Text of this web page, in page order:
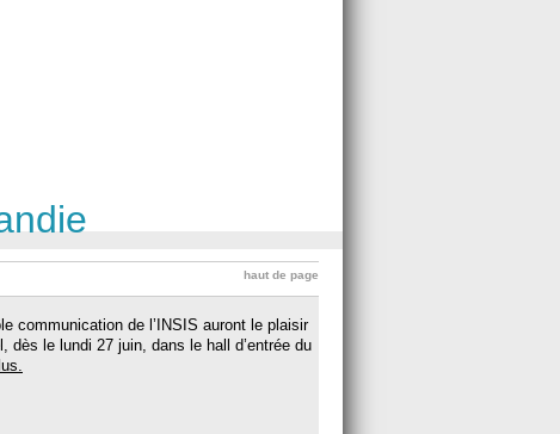
haut de page
communication de l’INSIS auront le plaisir
dès le lundi 27 juin, dans le hall d’entrée du